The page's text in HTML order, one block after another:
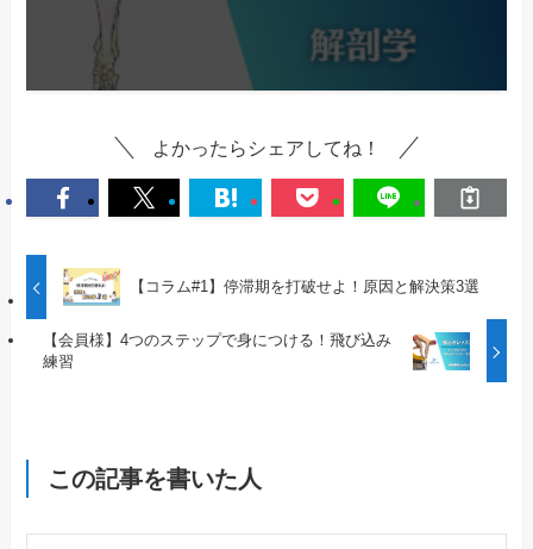
よかったらシェアしてね！
【コラム#1】停滞期を打破せよ！原因と解決策3選
【会員様】4つのステップで身につける！飛び込み
練習
この記事を書いた人